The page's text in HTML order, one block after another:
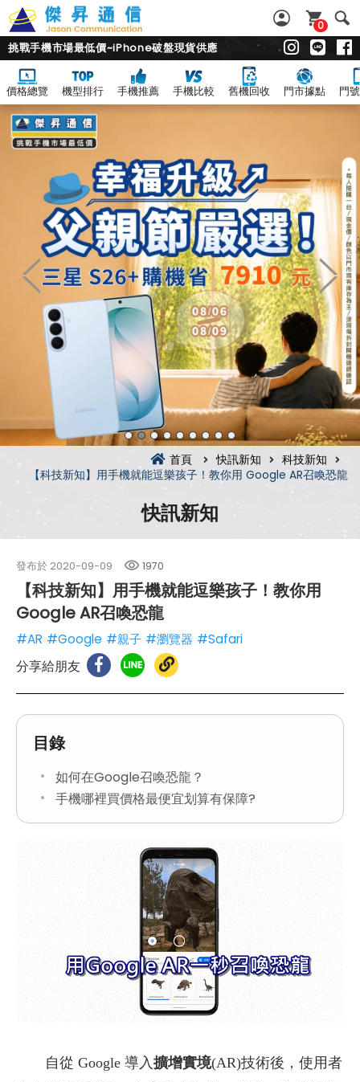
0
挑戰手機市場最低價~iPhone破盤現貨供應
價格總覽 機型排行 手機推薦 手機比較 舊機回收 門市據點 門
首頁 快訊新知
科技新知
【科技新知】用手機就能逗樂孩子！教你用 Google AR召喚恐龍
快訊新知
發布於 2020-09-09 1970
【科技新知】用手機就能逗樂孩子！教你用
Google AR召喚恐龍
#AR #Google #親子 #瀏覽器 #Safari
分享給朋友
目錄
如何在Google召喚恐龍？
手機哪裡買價格最便宜划算有保障?
自從 Google 導入擴增實境(AR)技術後，使用者